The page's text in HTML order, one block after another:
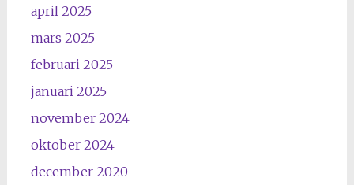
april 2025
mars 2025
februari 2025
januari 2025
november 2024
oktober 2024
december 2020